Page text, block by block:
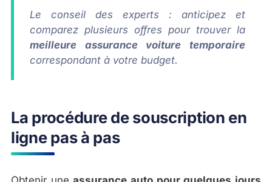
Le conseil des experts : anticipez et
comparez plusieurs offres pour trouver la
meilleure assurance voiture temporaire
correspondant à votre budget.
La procédure de souscription en
ligne pas à pas